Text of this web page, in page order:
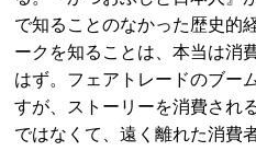
で知ることのなかった歴史的
ークを知ることは、本当は消
はず。フェアトレードのブー
すが、ストーリーを消費され
ではなくて、遠く離れた消費